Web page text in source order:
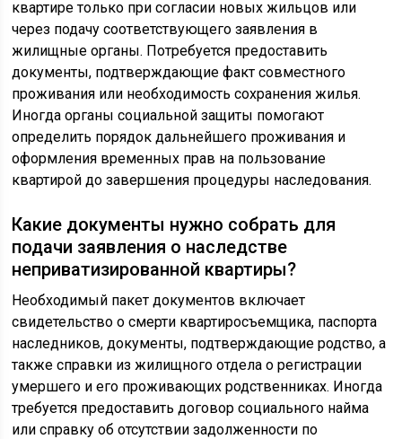
квартире только при согласии новых жильцов или
через подачу соответствующего заявления в
жилищные органы. Потребуется предоставить
документы, подтверждающие факт совместного
проживания или необходимость сохранения жилья.
Иногда органы социальной защиты помогают
определить порядок дальнейшего проживания и
оформления временных прав на пользование
квартирой до завершения процедуры наследования.
Какие документы нужно собрать для
подачи заявления о наследстве
неприватизированной квартиры?
Необходимый пакет документов включает
свидетельство о смерти квартиросъемщика, паспорта
наследников, документы, подтверждающие родство, а
также справки из жилищного отдела о регистрации
умершего и его проживающих родственниках. Иногда
требуется предоставить договор социального найма
или справку об отсутствии задолженности по